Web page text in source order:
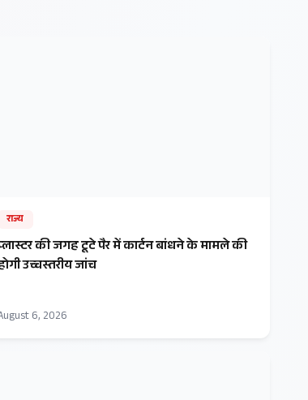
राज्य
की जगह टूटे पैर में कार्टन बांधने के मामले की
उच्चस्तरीय जांच
6, 2026